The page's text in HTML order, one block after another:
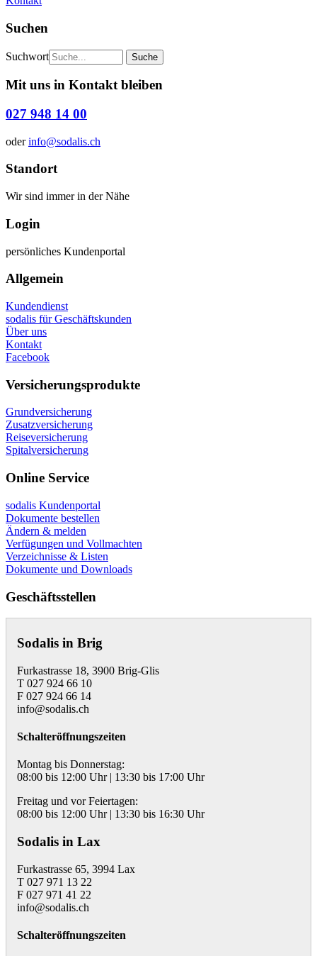
Suchen
Suchwort
Mit uns in Kontakt bleiben
027 948 14 00
oderinfo@sodalis.ch
Standort
Wir sind immer in der Nähe
Login
persönliches Kundenportal
Allgemein
Kundendienst
sodalis für Geschäftskunden
Über uns
Kontakt
Facebook
Versicherungsprodukte
Grundversicherung
Zusatzversicherung
Reiseversicherung
Spitalversicherung
Online Service
sodalis Kundenportal
Dokumente bestellen
Ändern & melden
Verfügungen und Vollmachten
Verzeichnisse & Listen
Dokumente und Downloads
Geschäftsstellen
Sodalis in Brig
Furkastrasse 18, 3900 Brig-Glis
T 027 924 66 10
F 027 924 66 14
info@sodalis.ch
Schalteröffnungszeiten
Montag bis Donnerstag:
08:00 bis 12:00 Uhr | 13:30 bis 17:00 Uhr
Freitag und vor Feiertagen:
08:00 bis 12:00 Uhr | 13:30 bis 16:30 Uhr
Sodalis in Lax
Furkastrasse 65, 3994 Lax
T 027 971 13 22
F 027 971 41 22
info@sodalis.ch
Schalteröffnungszeiten